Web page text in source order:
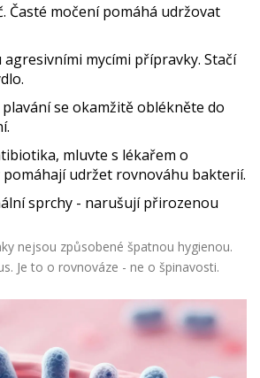
Časté močení pomáhá udržovat
mycími přípravky. Stačí
se okamžitě oblékněte do
mluvte s lékařem o
udržet rovnováhu bakterií.
sprchy - narušují přirozenou
nejsou způsobené špatnou hygienou.
Je to o rovnováze - ne o špinavosti.